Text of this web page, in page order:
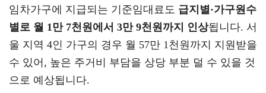
임차가구에 지급되는 기준임대료도 급지별·가구원수
별로 월 1만 7천원에서 3만 9천원까지 인상됩니다. 서
울 지역 4인 가구의 경우 월 57만 1천원까지 지원받을
수 있어, 높은 주거비 부담을 상당 부분 덜 수 있을 것
으로 예상됩니다.